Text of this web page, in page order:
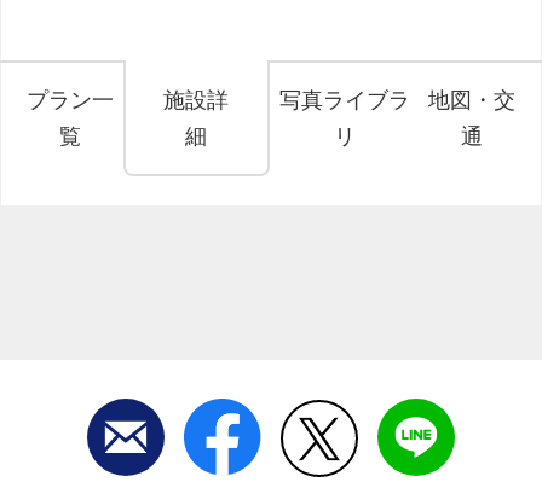
プラン一
覧
施設詳
細
写真ライブラ
リ
地図・交
通